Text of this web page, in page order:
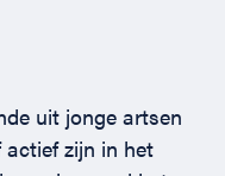
uit jonge artsen
actief zijn in het